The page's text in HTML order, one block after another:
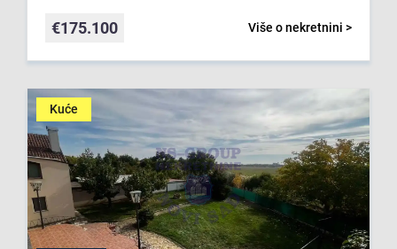
Više o nekretnini >
€175.100
Kuće